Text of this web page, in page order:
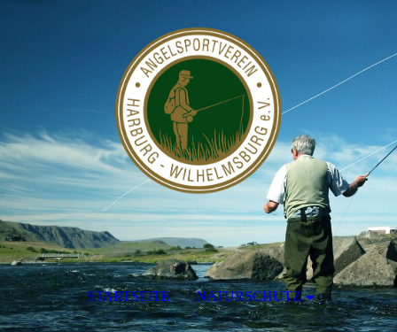
STARTSEITE NATURSCHUTZ